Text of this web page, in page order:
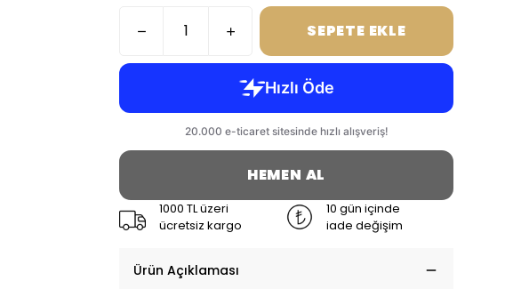
SEPETE EKLE
HEMEN AL
1000 TL üzeri
ücretsiz kargo
10 gün içinde
iade değişim
Ürün Açıklaması